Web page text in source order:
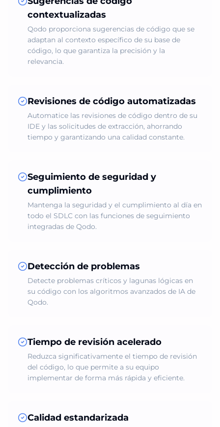
contextualizadas
Qodo proporciona sugerencias de código que se
adaptan al contexto específico de su base de
código, lo que garantiza la precisión y la
relevancia.
Revisiones de código automatizadas
Automatice las revisiones de código dentro de su
IDE y las solicitudes de extracción, ahorrando
tiempo y garantizando una calidad constante.
Seguimiento de seguridad y
cumplimiento
Mantenga la seguridad y el cumplimiento al día en
todo el SDLC con las funciones de seguimiento
integradas de Qodo.
Detección de problemas
Detecte problemas críticos y lagunas lógicas en
su código con los algoritmos avanzados de IA de
Qodo.
Tiempo de revisión acelerado
Reduzca significativamente el tiempo de revisión
del código, lo que permite a su equipo
implementar de forma más rápida y eficiente.
Calidad estandarizada